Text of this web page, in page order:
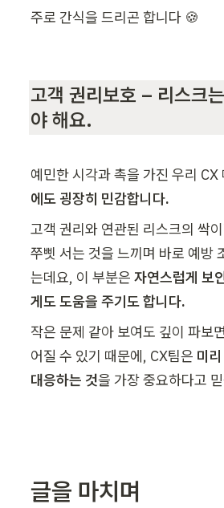
주로 간식을 드리곤 합니다 🍪
고객 권리보호 – 리스크
야 해요.
예민한 시각과 촉을 가진 우리 CX
에도 굉장히 민감합니다.
고객 권리와 연관된 리스크의 싹
쭈삣 서는 것을 느끼며 바로 예방
는데요, 이 부분은 자연스럽게 보
게도 도움을 주기도 합니다.
작은 문제 같아 보여도 깊이 파보
어질 수 있기 때문에, CX팀은 미
대응하는 것을 가장 중요하다고
글을 마치며